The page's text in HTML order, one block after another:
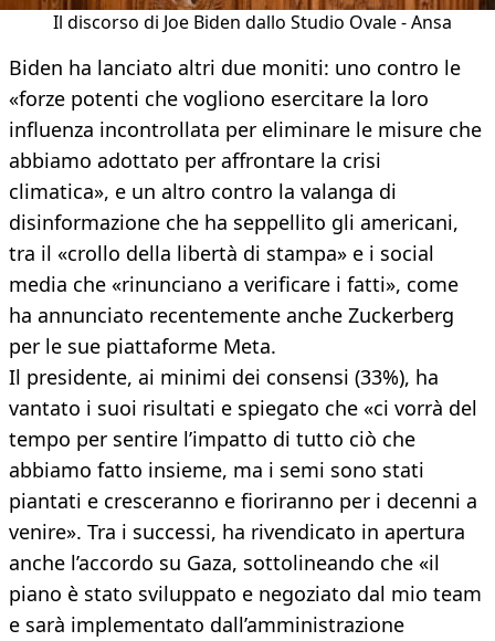
Il discorso di Joe Biden dallo Studio Ovale - Ansa
Biden ha lanciato altri due moniti: uno contro le
«forze potenti che vogliono esercitare la loro
influenza incontrollata per eliminare le misure che
abbiamo adottato per affrontare la crisi
climatica», e un altro contro la valanga di
disinformazione che ha seppellito gli americani,
tra il «crollo della libertà di stampa» e i social
media che «rinunciano a verificare i fatti», come
ha annunciato recentemente anche Zuckerberg
per le sue piattaforme Meta.
Il presidente, ai minimi dei consensi (33%), ha
vantato i suoi risultati e spiegato che «ci vorrà del
tempo per sentire l’impatto di tutto ciò che
abbiamo fatto insieme, ma i semi sono stati
piantati e cresceranno e fioriranno per i decenni a
venire». Tra i successi, ha rivendicato in apertura
anche l’accordo su Gaza, sottolineando che «il
piano è stato sviluppato e negoziato dal mio team
e sarà implementato dall’amministrazione